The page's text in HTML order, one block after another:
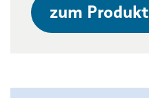
zum Produkt